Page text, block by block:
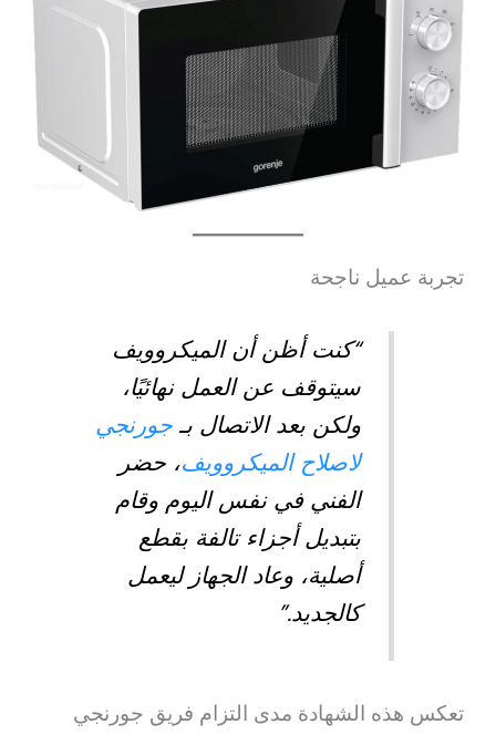
تجربة عميل ناجحة
“كنت أظن أن الميكروويف
سيتوقف عن العمل نهائيًا،
ولكن بعد الاتصال بـجورنجي
لاصلاح الميكروويف، حضر
الفني في نفس اليوم وقام
بتبديل أجزاء تالفة بقطع
أصلية، وعاد الجهاز ليعمل
كالجديد.”
تعكس هذه الشهادة مدى التزام فريق جورنجي